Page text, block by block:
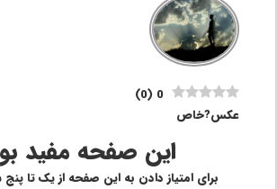
0
(
0
)
عکس?خاص
این صفحه مفید
برای امتیاز دادن به این صفحه از یک تا